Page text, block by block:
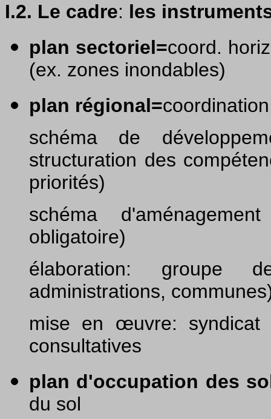
I.2. Le cadre: les
plan sectoriel=coord.
(ex. zones inondables)
plan régional=
schéma de
structuration des
priorités)
schéma
obligatoire)
élaboration: groupe
administrations,
mise en œuvre: syndicat
consultatives
plan d'occupation des
du sol